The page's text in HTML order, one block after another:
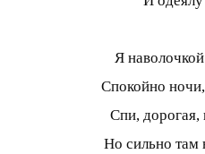
Я наволочкой
Спокойно
Спи, дорогая,
Но сильно там